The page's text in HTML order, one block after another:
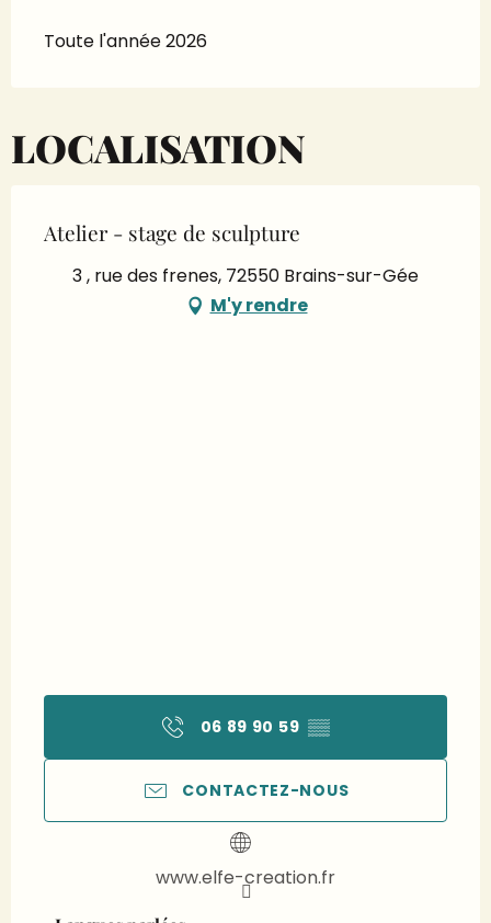
Toute l'année 2026
LOCALISATION
Atelier - stage de sculpture
3 , rue des frenes, 72550 Brains-sur-Gée
M'y rendre
06 89 90 59 ▒▒
CONTACTEZ-NOUS
www.elfe-creation.fr